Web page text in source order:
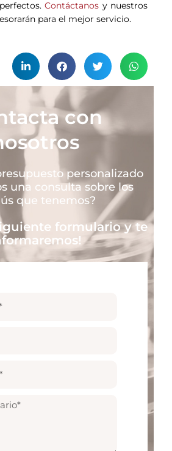
Contáctanos y nuestros
para el mejor servicio.
con
personalizado
una consulta sobre los
que tenemos?
formulario y te